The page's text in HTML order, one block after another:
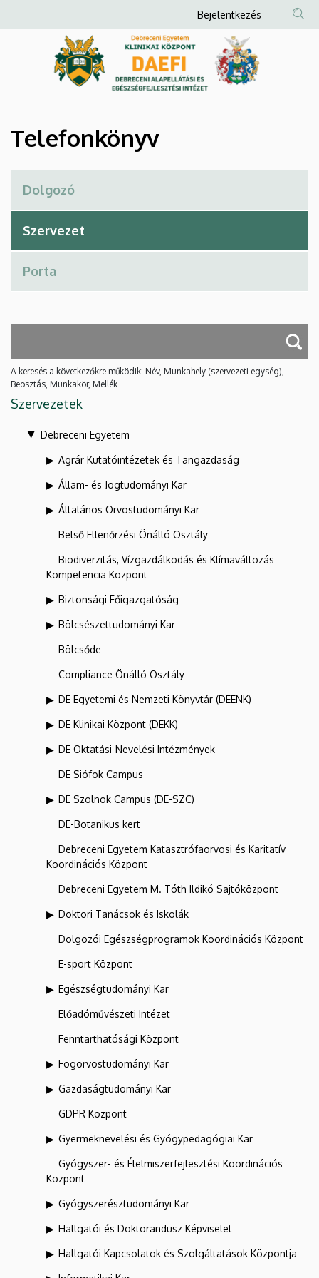
Debreceni
és
Egészségfejlesztési
Intézet
a
Anonim
Felhasználói
fiók
menüje
Bejelentkezés
Telefonkönyv
A keresés a következőkre működik: Név, Munkahely (szervezeti egység),
Beosztás, Munkakör, Mellék
Szervezetek
Debreceni Egyetem
Agrár Kutatóintézetek és Tangazdaság
Állam- és Jogtudományi Kar
Általános Orvostudományi Kar
Belső Ellenőrzési Önálló Osztály
Biodiverzitás, Vízgazdálkodás és Klímaváltozás
Kompetencia Központ
Biztonsági Főigazgatóság
Bölcsészettudományi Kar
Bölcsőde
Compliance Önálló Osztály
DE Egyetemi és Nemzeti Könyvtár (DEENK)
DE Klinikai Központ (DEKK)
DE Oktatási-Nevelési Intézmények
DE Siófok Campus
DE Szolnok Campus (DE-SZC)
DE-Botanikus kert
Debreceni Egyetem Katasztrófaorvosi és Karitatív
Koordinációs Központ
Debreceni Egyetem M. Tóth Ildikó Sajtóközpont
Doktori Tanácsok és Iskolák
Dolgozói Egészségprogramok Koordinációs Központ
E-sport Központ
Egészségtudományi Kar
Előadóművészeti Intézet
Fenntarthatósági Központ
Fogorvostudományi Kar
Gazdaságtudományi Kar
GDPR Központ
Gyermeknevelési és Gyógypedagógiai Kar
Gyógyszer- és Élelmiszerfejlesztési Koordinációs
Központ
Gyógyszerésztudományi Kar
Hallgatói és Doktorandusz Képviselet
Hallgatói Kapcsolatok és Szolgáltatások Központja